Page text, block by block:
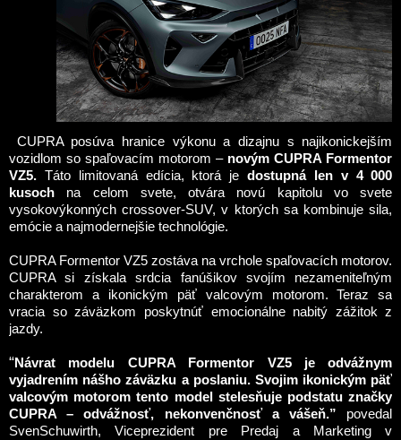
CUPRA posúva hranice výkonu a dizajnu s najikonickejším
vozidlom so spaľovacím motorom – novým CUPRA Formentor
VZ5. Táto limitovaná edícia, ktorá jedostupná len v 4 000
kusoch na celom svete, otvára novú kapitolu vo svete
vysokovýkonných crossover-SUV, v ktorých sa kombinuje sila,
emócie a najmodernejšie technológie.
CUPRA Formentor VZ5 zostáva na vrchole spaľovacích motorov.
CUPRA si získala srdcia fanúšikov svojím nezameniteľným
charakterom a ikonickým päť valcovým motorom. Teraz sa
vracia so záväzkom poskytnúť emocionálne nabitý zážitok z
jazdy.
“Návrat modelu CUPRA Formentor VZ5 je odvážnym
vyjadrením nášho záväzku a poslaniu. Svojim ikonickým päť
valcovým motorom tento model stelesňuje podstatu značky
CUPRA – odvážnosť, nekonvenčnosť a vášeň.” povedal
SvenSchuwirth, Viceprezident pre Predaj a Marketing v